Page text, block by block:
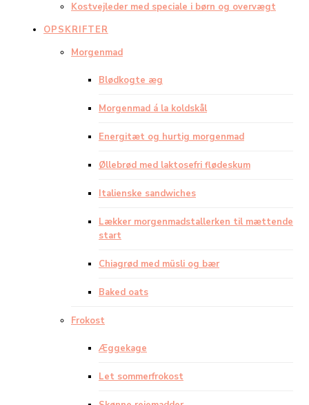
Kostvejleder med speciale i børn og overvægt
OPSKRIFTER
Morgenmad
Blødkogte æg
Morgenmad á la koldskål
Energitæt og hurtig morgenmad
Øllebrød med laktosefri flødeskum
Italienske sandwiches
Lækker morgenmadstallerken til mættende
start
Chiagrød med müsli og bær
Baked oats
Frokost
Æggekage
Let sommerfrokost